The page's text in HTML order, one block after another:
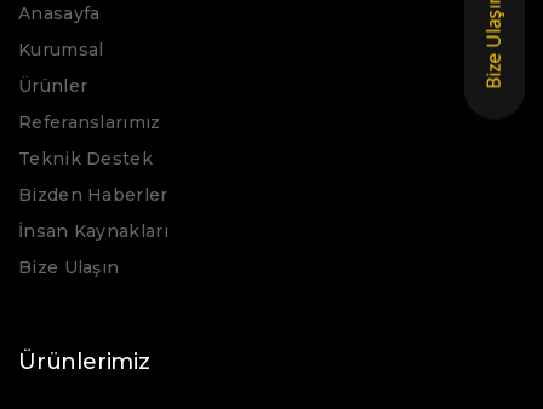
Anasayfa
Kurumsal
Ürünler
Referanslarımız
Teknik Destek
Bizden Haberler
İnsan Kaynakları
Bize Ulaşın
Ürünlerimiz